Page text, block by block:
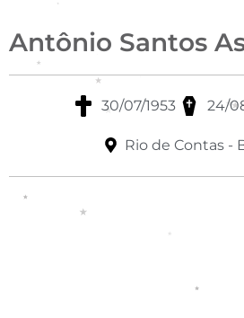
Antônio Santos
30/07/1953 24/
Rio de Contas -